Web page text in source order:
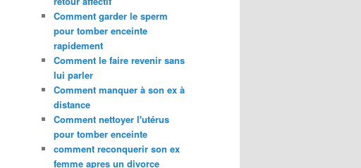
Comment garder le sperm
pour tomber enceinte
rapidement
Comment le faire revenir sans
lui parler
Comment manquer à son ex à
distance
Comment nettoyer l'utérus
pour tomber enceinte
comment reconquerir son ex
femme apres un divorce